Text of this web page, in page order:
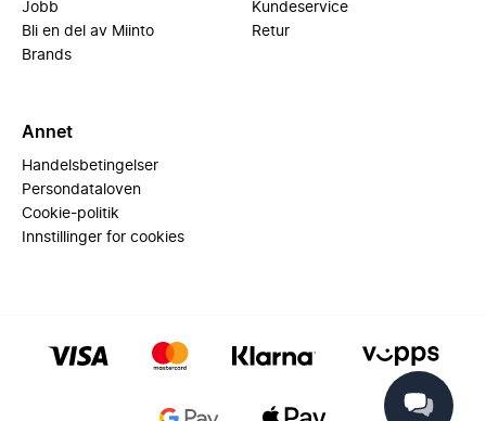
Jobb
Bli en del av Miinto
Brands
Kundeservice
Retur
Annet
Handelsbetingelser
Persondataloven
Cookie-politik
Innstillinger for cookies